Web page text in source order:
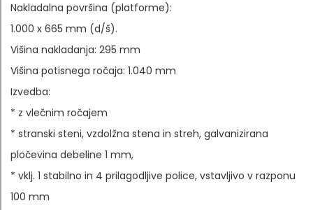
Nakladalna površina (platforme):
1.000 x 665 mm (d/š).
Višina nakladanja: 295 mm
Višina potisnega ročaja: 1.040 mm
Izvedba:
* z vlečnim ročajem
* stranski steni, vzdolžna stena in streh, galvanizirana
pločevina debeline 1 mm,
* vklj. 1 stabilno in 4 prilagodljive police, vstavljivo v razponu
100 mm